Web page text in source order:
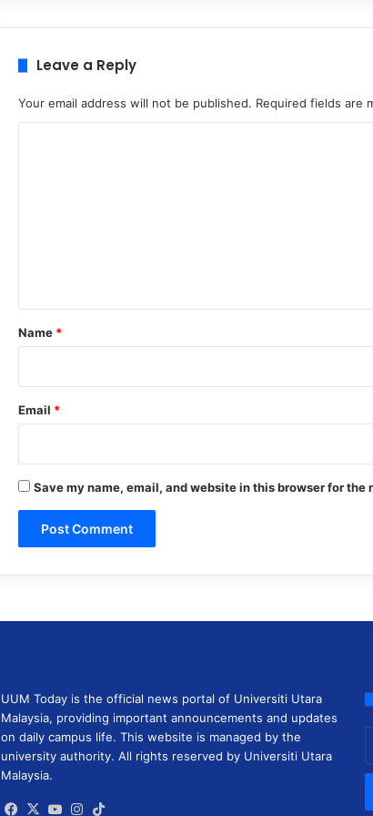
Leave a Reply
Your email address will not be published. Required fields are
*
Name *
Email *
Save my name, email, and website in this browser for the
UUM Today is the official news portal of Universiti Utara
Malaysia, providing important announcements and updates
on daily campus life. This website is managed by the
university authority. All rights reserved by Universiti Utara
Malaysia.
Facebook
X YouTubeInstagram